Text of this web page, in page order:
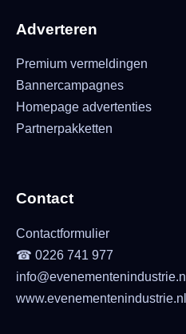
Adverteren
Premium vermeldingen
Bannercampagnes
Homepage advertenties
Partnerpakketten
Contact
Contactformulier
☎ 0226 741 977
info@evenementenindustrie.nl
www.evenementenindustrie.nl